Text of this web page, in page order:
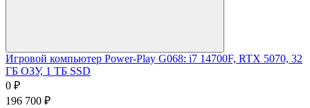
Игровой компьютер Power-Play G068: i7 14700F, RTX 5070, 32
ГБ ОЗУ, 1 ТБ SSD
0 ₽
196 700 ₽